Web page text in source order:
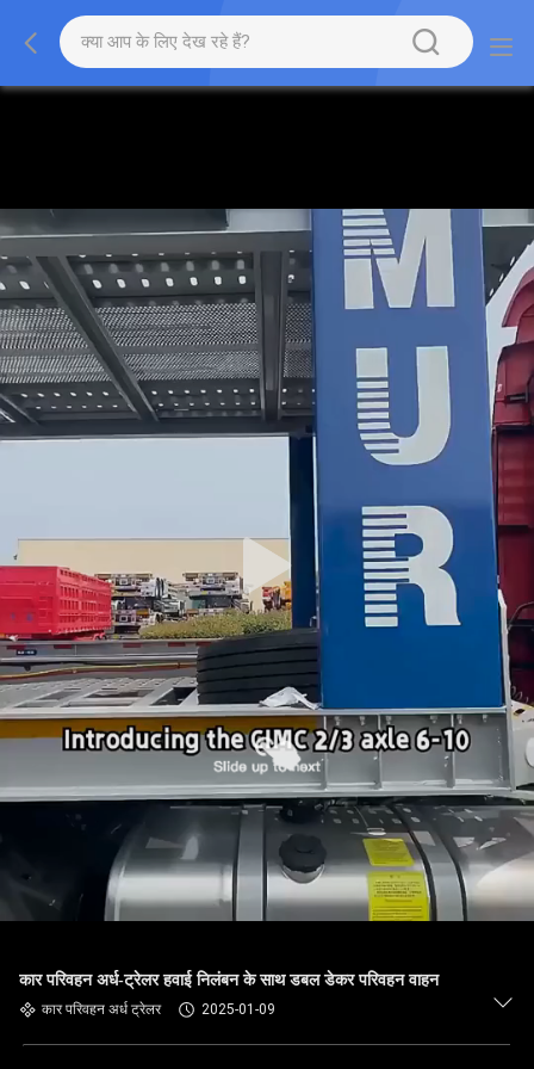
कार परिवहन अर्ध-ट्रेलर हवाई निलंबन के साथ डबल डेकर परिवहन वाहन
कार परिवहन अर्ध ट्रेलर 2025-01-09